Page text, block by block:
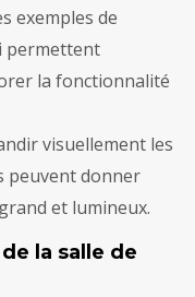
exemples de
permettent
la fonctionnalité
visuellement les
peuvent donner
et lumineux.
la salle de